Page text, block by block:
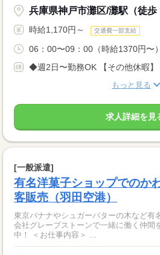
兵庫県神戸市灘区/灘駅（徒歩
時給1,170円～ 交通費一部支給
06：00〜09：00（時給1370円〜
◆週2日〜勤務OK 【その他休暇】
もっと見る
求人詳細を見
[一般派遣]
有名洋菓子ショップでのか
客販売（羽田空港）
東京バナナやシュガーバターの木など
会社グレープストーンで一緒に働く仲間
中！ ＜お仕事内容＞ ...